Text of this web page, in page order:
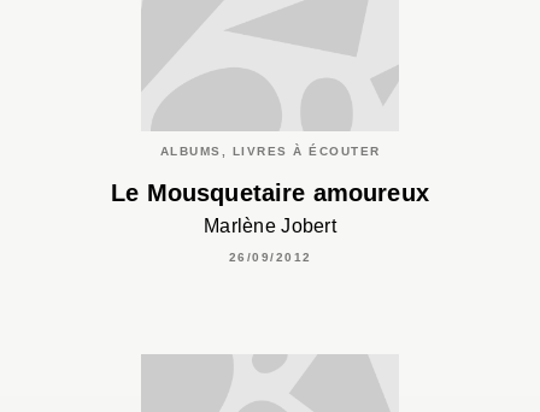
ALBUMS, LIVRES À ÉCOUTER
Le Mousquetaire amoureux
Marlène Jobert
26/09/2012